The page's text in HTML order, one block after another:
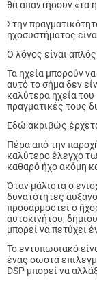
θα απαντήσουν «τα
Στην
ηχοσυστήματος
Ο λόγος είναι
Τα ηχεία μπορούν
αυτό το σήμα δεν
καλύτερα ηχεία
πραγματικές τους
Εδώ ακριβώς
Πέρα από την
καλύτερο έλεγχο
καθαρό ήχο ακόμη
Όταν μάλιστα ο
δυνατότητες
προσαρμοστεί ο
αυτοκινήτου,
μπορεί να πετύχει
Το εντυπωσιακό
ένας σωστά
DSP μπορεί να